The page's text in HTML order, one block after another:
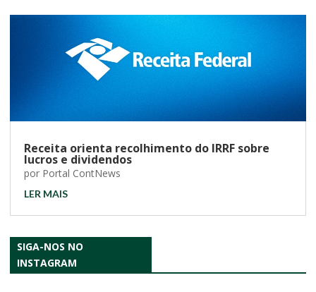
Receita orienta recolhimento do IRRF sobre
lucros e dividendos
por Portal ContNews
LER MAIS
SIGA-NOS NO
INSTAGRAM